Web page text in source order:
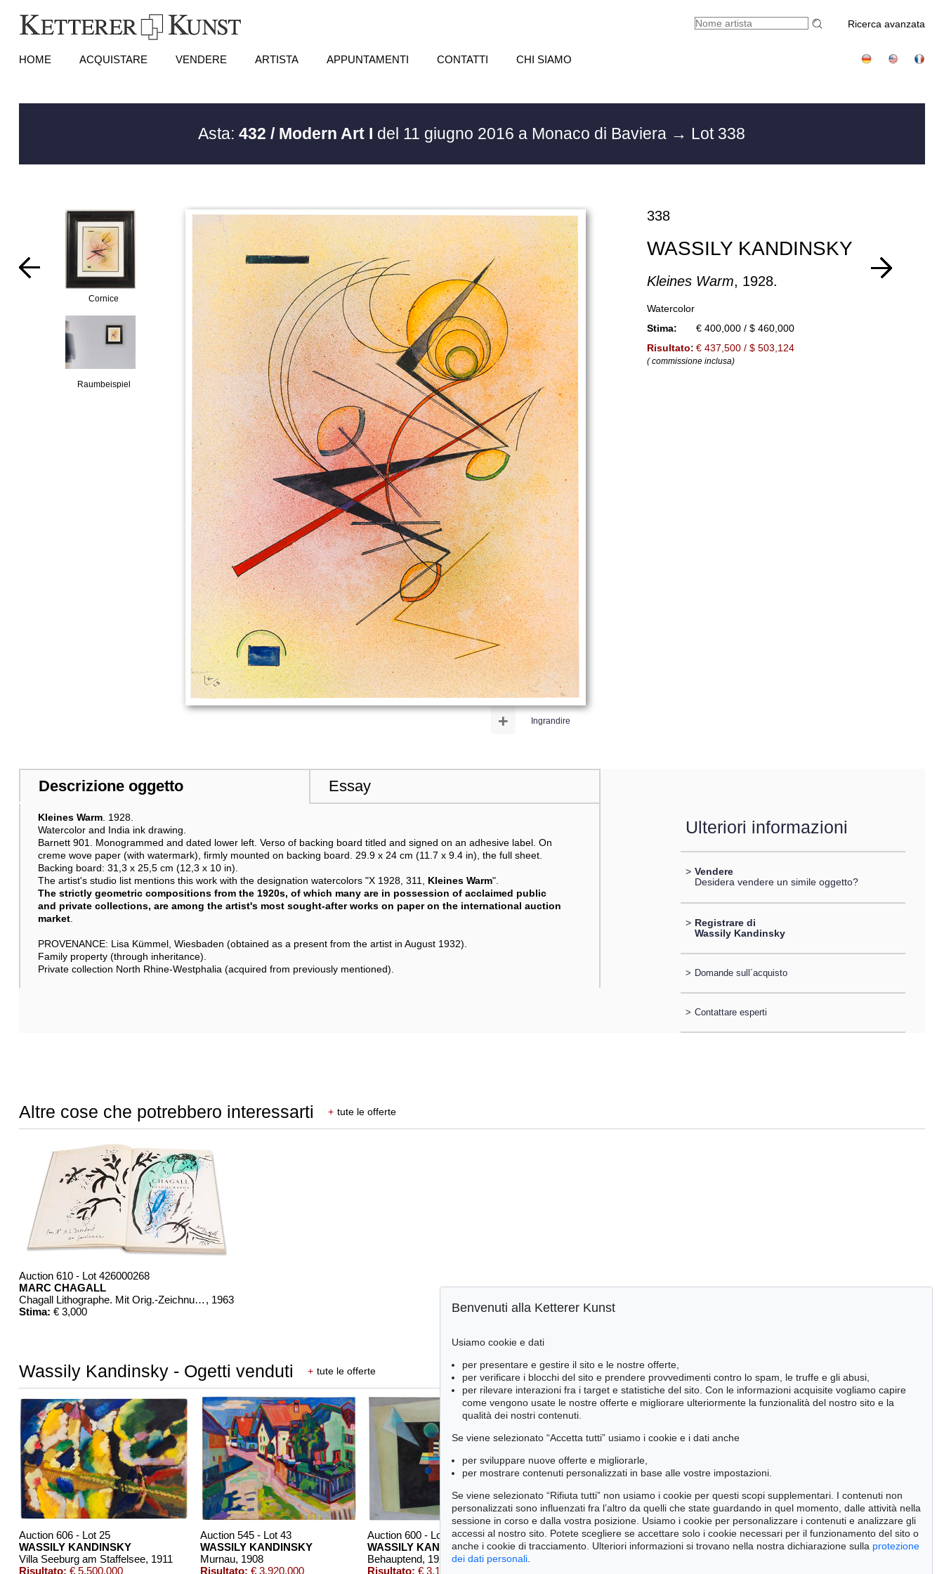
Ricerca avanzata
HOME ACQUISTARE VENDERE ARTISTA APPUNTAMENTI CONTATTI CHI SIAMO
Asta:432 / Modern Art I del 11 giugno 2016 a Monaco di Baviera → Lot 338
Cornice
Raumbeispiel
Ingrandire
+
338
WASSILY KANDINSKY
Kleines Warm, 1928.
Watercolor
Stima:
€ 400,000 / $ 460,000
Risultato: € 437,500 / $ 503,124
( commissione inclusa)
Descrizione oggetto Essay
Kleines Warm. 1928.
Watercolor and India ink drawing.
Barnett 901. Monogrammed and dated lower left. Verso of backing board titled and signed on an adhesive label. On
creme wove paper (with watermark), firmly mounted on backing board. 29.9 x 24 cm (11.7 x 9.4 in), the full sheet.
Backing board: 31,3 x 25,5 cm (12,3 x 10 in).
The artist's studio list mentions this work with the designation watercolors "X 1928, 311, Kleines Warm".
The strictly geometric compositions from the 1920s, of which many are in possession of acclaimed public
and private collections, are among the artist's most sought-after works on paper on the international auction
market.
PROVENANCE: Lisa Kümmel, Wiesbaden (obtained as a present from the artist in August 1932).
Family property (through inheritance).
Private collection North Rhine-Westphalia (acquired from previously mentioned).
Ulteriori informazioni
> Vendere
Desidera vendere un simile oggetto?
> Registrare di
Wassily Kandinsky
> Domande sull´acquisto
> Contattare esperti
Altre cose che potrebbero interessarti + tute le offerte
Auction 610 - Lot 426000268
MARC CHAGALL
Chagall Lithographe. Mit Orig.-Zeichnung von Chagall , 1963
Stima: € 3,000
Wassily Kandinsky - Ogetti venduti + tute le offerte
Auction 606 - Lot 25
WASSILY KANDINSKY
Villa Seeburg am Staffelsee, 1911
Risultato: € 5,500,000
Auction 545 - Lot 43
WASSILY KANDINSKY
Murnau, 1908
Risultato: € 3,920,000
Auction 600 - Lot 61
WASSILY KANDINSKY
Behauptend, 1926
Risultato: € 3,135,000
Auction 489 - Lot 128
W. KANDINSKY
Auction 415 - Lot 347
W. KANDINSKY
Auction 520 - Lot 376
W. KANDINSKY
Benvenuti alla Ketterer Kunst
Usiamo cookie e dati
per presentare e gestire il sito e le nostre offerte,
per verificare i blocchi del sito e prendere provvedimenti contro lo spam, le truffe e gli abusi,
per rilevare interazioni fra i target e statistiche del sito. Con le informazioni acquisite vogliamo capire
come vengono usate le nostre offerte e migliorare ulteriormente la funzionalità del nostro sito e la
qualità dei nostri contenuti.
Se viene selezionato “Accetta tutti” usiamo i cookie e i dati anche
per sviluppare nuove offerte e migliorarle,
per mostrare contenuti personalizzati in base alle vostre impostazioni.
Se viene selezionato “Rifiuta tutti” non usiamo i cookie per questi scopi supplementari. I contenuti non
personalizzati sono influenzati fra l’altro da quelli che state guardando in quel momento, dalle attività nella
sessione in corso e dalla vostra posizione. Usiamo i cookie per personalizzare i contenuti e analizzare gli
accessi al nostro sito. Potete scegliere se accettare solo i cookie necessari per il funzionamento del sito o
anche i cookie di tracciamento. Ulteriori informazioni si trovano nella nostra dichiarazione sulla protezione
dei dati personali